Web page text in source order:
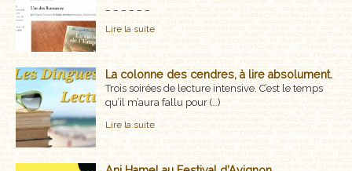
COFFRETS
AUTEURS
LES ÉDITIONS GLYPHE
Lire la suite
La colonne des cendres, à lire absolument.
Trois soirées de lecture intensive. C’est le temps
qu’il m’aura fallu pour (…)
Lire la suite